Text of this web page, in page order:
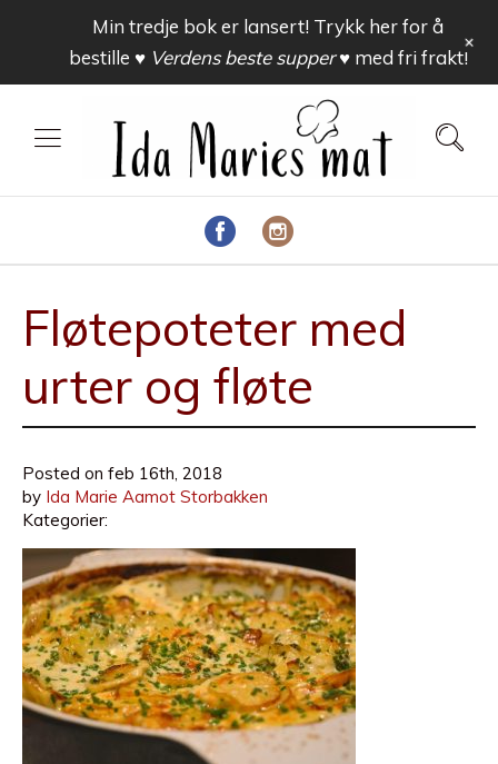
Fløtepoteter med
urter og fløte
Posted on feb 16th, 2018
by Ida Marie Aamot Storbakken
Kategorier:
Min tredje bok er lansert! Trykk her for å
bestille ♥ Verdens beste supper ♥med fri frakt!
+